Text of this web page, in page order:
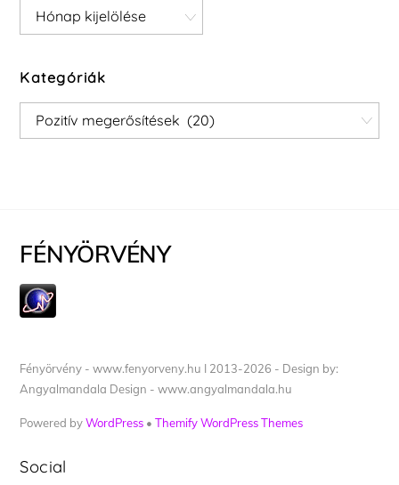
Archívum
Kategóriák
Kategóriák
FÉNYÖRVÉNY
Fényörvény - www.fenyorveny.hu I 2013-2026 - Design by:
Angyalmandala Design - www.angyalmandala.hu
Powered byWordPress •Themify WordPress Themes
Social